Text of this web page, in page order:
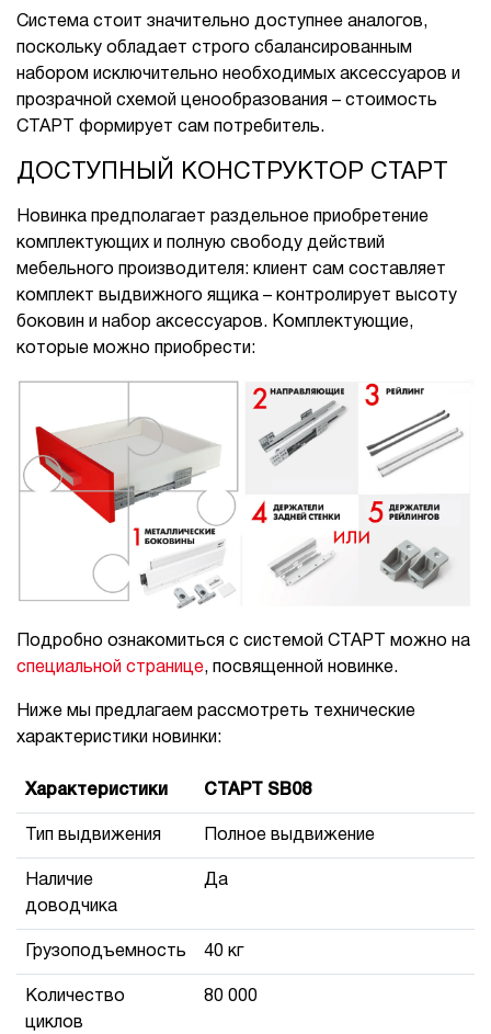
Система стоит значительно доступнее аналогов,
поскольку обладает строго сбалансированным
набором исключительно необходимых аксессуаров и
прозрачной схемой ценообразования – стоимость
СТАРТ формирует сам потребитель.
ДОСТУПНЫЙ КОНСТРУКТОР СТАРТ
Новинка предполагает раздельное приобретение
комплектующих и полную свободу действий
мебельного производителя: клиент сам составляет
комплект выдвижного ящика – контролирует высоту
боковин и набор аксессуаров. Комплектующие,
которые можно приобрести:
Подробно ознакомиться с системой СТАРТ можно на
специальной странице, посвященной новинке.
Ниже мы предлагаем рассмотреть технические
характеристики новинки:
Характеристики СТАРТ SB08
Тип выдвижения Полное выдвижение
Наличие
доводчика
Да
Грузоподъемность 40 кг
Количество
циклов
80 000